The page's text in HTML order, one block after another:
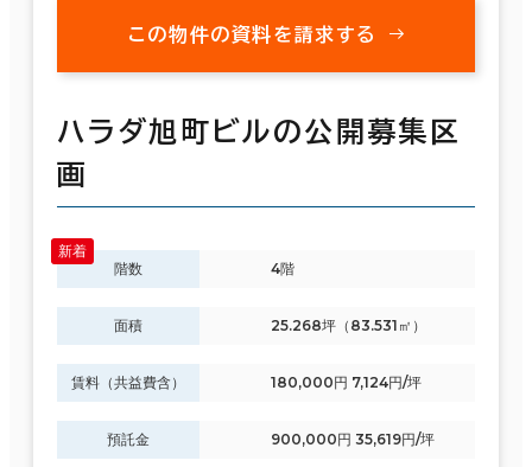
この物件の資料を請求する
ハラダ旭町ビルの公開募集区
画
階数 4階
面積 25.268坪（83.531㎡）
賃料（共益費含） 180,000円 7,124円/坪
預託金 900,000円 35,619円/坪